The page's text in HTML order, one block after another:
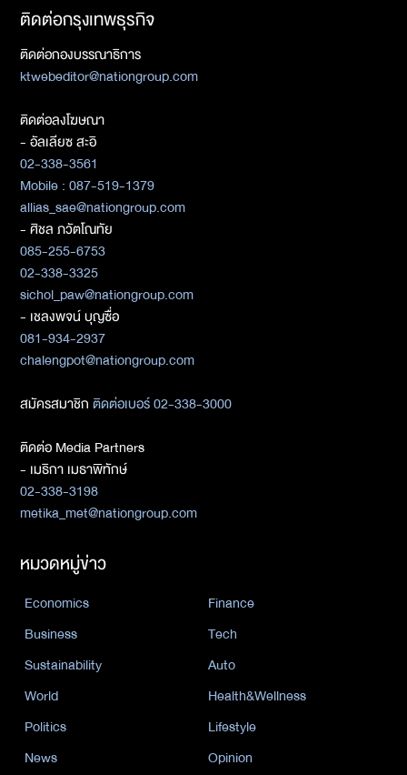
ติดต่อกรุงเทพธุรกิจ
ติดต่อกองบรรณาธิการ
ktwebeditor@nationgroup.com
ติดต่อลงโฆษณา
- อัลเลียซ สะอิ
02-338-3561
Mobile : 087-519-1379
allias_sae@nationgroup.com
- ศิชล ภวัตโณทัย
085-255-6753
02-338-3325
sichol_paw@nationgroup.com
- เชลงพจน์ บุญซื่อ
081-934-2937
chalengpot@nationgroup.com
สมัครสมาชิกติดต่อเบอร์ 02-338-3000
ติดต่อ Media Partners
- เมธิกา เมธาพิทักษ์
02-338-3198
metika_met@nationgroup.com
หมวดหมู่ข่าว
Economics
Finance
Business
Tech
Sustainability
Auto
World
Health&Wellness
Politics
Lifestyle
News
Opinion